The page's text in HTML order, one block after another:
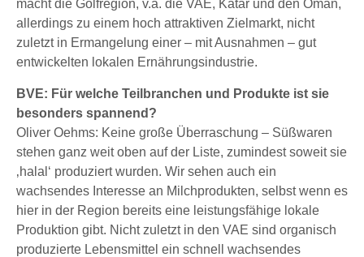
macht die Golfregion, v.a. die VAE, Katar und den Oman,
allerdings zu einem hoch attraktiven Zielmarkt, nicht
zuletzt in Ermangelung einer – mit Ausnahmen – gut
entwickelten lokalen Ernährungsindustrie.
BVE: Für welche Teilbranchen und Produkte ist sie
besonders spannend?
Oliver Oehms: Keine große Überraschung – Süßwaren
stehen ganz weit oben auf der Liste, zumindest soweit sie
‚halal‘ produziert wurden. Wir sehen auch ein
wachsendes Interesse an Milchprodukten, selbst wenn es
hier in der Region bereits eine leistungsfähige lokale
Produktion gibt. Nicht zuletzt in den VAE sind organisch
produzierte Lebensmittel ein schnell wachsendes